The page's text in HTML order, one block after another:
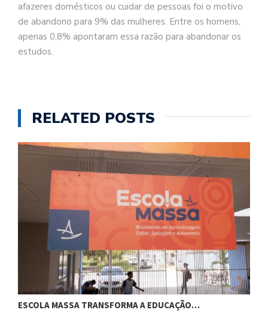
afazeres domésticos ou cuidar de pessoas foi o motivo
de abandono para 9% das mulheres. Entre os homens,
apenas 0,8% apontaram essa razão para abandonar os
estudos.
RELATED POSTS
ESCOLA MASSA TRANSFORMA A EDUCAÇÃO…